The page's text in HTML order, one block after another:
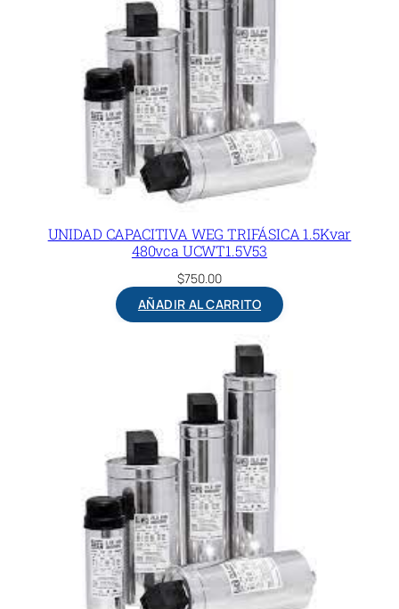
UNIDAD CAPACITIVA WEG TRIFÁSICA 1.5Kvar
480vca UCWT1.5V53
$750.00
AÑADIR AL CARRITO